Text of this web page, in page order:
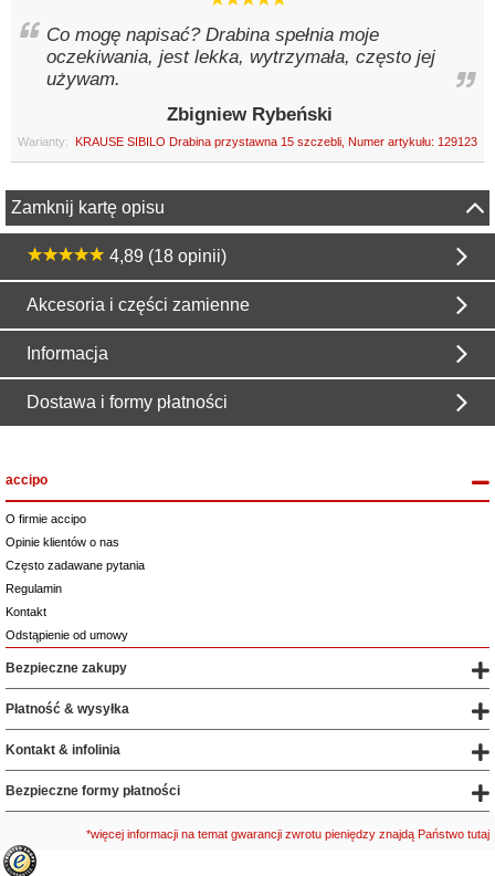
Co mogę napisać? Drabina spełnia moje
oczekiwania, jest lekka, wytrzymała, często jej
używam.
Zbigniew Rybeński
Warianty: KRAUSE SIBILO Drabina przystawna 15 szczebli, Numer artykułu: 129123
Zamknij kartę opisu
4,89 (18 opinii)
Akcesoria i części zamienne
Informacja
Dostawa i formy płatności
accipo
O firmie accipo
Opinie klientów o nas
Często zadawane pytania
Regulamin
Kontakt
Odstąpienie od umowy
Bezpieczne zakupy
Płatność & wysyłka
Kontakt & infolinia
Bezpieczne formy płatności
*więcej informacji na temat gwarancji zwrotu pieniędzy znajdą Państwo tutaj